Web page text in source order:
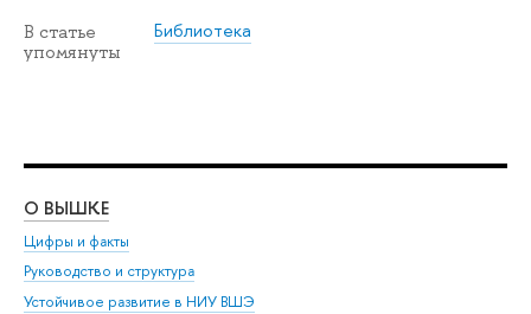
В статье
упомянуты
Библиотека
О ВЫШКЕ
Цифры и факты
Руководство и структура
Устойчивое развитие в НИУ ВШЭ